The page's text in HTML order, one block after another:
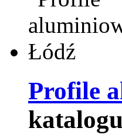
Profile